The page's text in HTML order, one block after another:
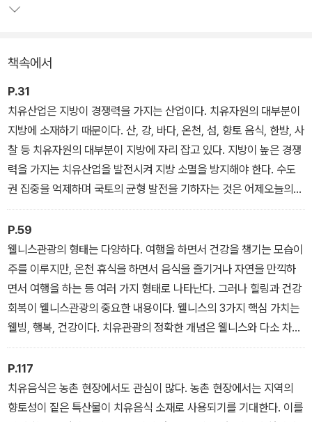
서는 치유농업, 5장에서는 산림치유, 6장에서는 해양치유에 대해 각
할 생존 산업이다. 이 책은 치유산업 전반에 관한 기본적인 현황을 수
집하고 알기 쉽게 정리한 책이다.
책속에서
P.31
치유산업은 지방이 경쟁력을 가지는 산업이다. 치유자원의 대부분이
지방에 소재하기 때문이다. 산, 강, 바다, 온천, 섬, 향토 음식, 한방, 사
찰 등 치유자원의 대부분이 지방에 자리 잡고 있다. 지방이 높은 경쟁
력을 가지는 치유산업을 발전시켜 지방 소멸을 방지해야 한다. 수도
권 집중을 억제하며 국토의 균형 발전을 기하자는 것은 어제오늘의
주장이 아니다. 인구가 줄어들고 지방이 소멸되는 현상이 심각해지는
상황을 타개하고자 정부가 여러 대책을 추진했으나 성공하지 못했다.
P.59
웰니스관광의 형태는 다양하다. 여행을 하면서 건강을 챙기는 모습이
주를 이루지만, 온천 휴식을 하면서 음식을 즐기거나 자연을 만끽하
면서 여행을 하는 등 여러 가지 형태로 나타난다. 그러나 힐링과 건강
회복이 웰니스관광의 중요한 내용이다. 웰니스의 3가지 핵심 가치는
웰빙, 행복, 건강이다. 치유관광의 정확한 개념은 웰니스와 다소 차이
가 있으나 두 용어의 3가지 핵심 가치는 동일하다. 치유관광은 ‘웰빙
(Well-being)+행복(Happiness)+건강(Fitness)’의 요소가 합쳐
진 합성어로 이해해야 한다.
P.117
치유음식은 농촌 현장에서도 관심이 많다. 농촌 현장에서는 지역의
향토성이 짙은 특산물이 치유음식 소재로 사용되기를 기대한다. 이를